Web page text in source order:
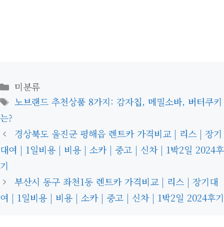
카
테
리
미분류
태
노브랜드 추천상품 8가지: 감자칩, 메밀소바, 버터쿠키
는?
경상북도 울진군 평해읍 렌트카 가격비교 | 리스 | 장기
대여 | 1일비용 | 비용 | 소카 | 중고 | 신차 | 1박2일 2024후
기
부산시 동구 좌천1동 렌트카 가격비교 | 리스 | 장기대
여 | 1일비용 | 비용 | 소카 | 중고 | 신차 | 1박2일 2024후기